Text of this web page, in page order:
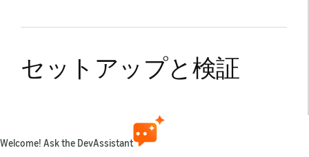
セットアップと検証
Vega SDK: Validate Vega SDK
Welcome! Ask the DevAssistant